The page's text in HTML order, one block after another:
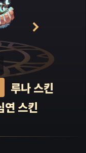
시 자신을
소에게 선
지금이야
사슬을 내
이 맺혀 있
리자, 그
루나 스킨
연 스킨